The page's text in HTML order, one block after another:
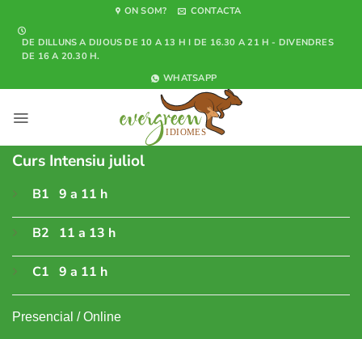
content
ON SOM? CONTACTA
DE DILLUNS A DIJOUS DE 10 A 13 H I DE 16.30 A 21 H - DIVENDRES
DE 16 A 20.30 H.
WHATSAPP
Curs Intensiu juliol
B1 9 a 11 h
B2 11 a 13 h
C1 9 a 11 h
Presencial / Online